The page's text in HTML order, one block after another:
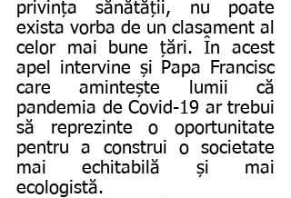
privința sănătății, nu poate
exista vorba de un clasament al
celor mai bune țări. În acest
apel intervine și Papa Francisc
care amintește lumii că
pandemia de Covid-19 ar trebui
să reprezinte o oportunitate
pentru a construi o societate
mai echitabilă și mai
ecologistă.